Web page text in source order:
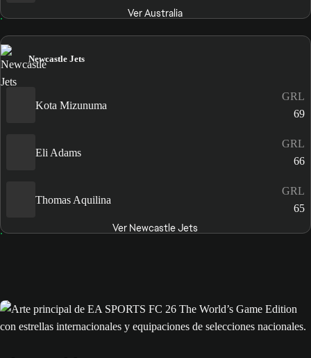
Ver Australia
Newcastle Jets
Kota Mizunuma
GRL
69
Eli Adams
GRL
66
Thomas Aquilina
GRL
65
Ver Newcastle Jets